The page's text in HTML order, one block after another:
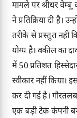
मामले पर श्रीधर
ने प्रतिक्रिया दी है।
तरीके से प्रस्तुत
योग्य है। वकील का
में 50 प्रतिशत
स्वीकार नहीं
कर दी गई है।
एक बड़ी टेक कंपनी बन